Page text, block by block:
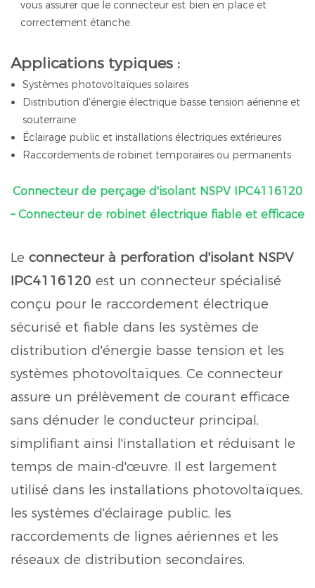
vous assurer que le connecteur est bien en place et
correctement étanche.
Applications typiques :
Systèmes photovoltaïques solaires
Distribution d'énergie électrique basse tension aérienne et
souterraine
Éclairage public et installations électriques extérieures
Raccordements de robinet temporaires ou permanents
Connecteur de perçage d'isolant NSPV IPC4116120
– Connecteur de robinet électrique fiable et efficace
Le connecteur à perforation d'isolant NSPV
IPC4116120 est un connecteur spécialisé
conçu pour le raccordement électrique
sécurisé et fiable dans les systèmes de
distribution d'énergie basse tension et les
systèmes photovoltaïques. Ce connecteur
assure un prélèvement de courant efficace
sans dénuder le conducteur principal,
simplifiant ainsi l'installation et réduisant le
temps de main-d'œuvre. Il est largement
utilisé dans les installations photovoltaïques,
les systèmes d'éclairage public, les
raccordements de lignes aériennes et les
réseaux de distribution secondaires.